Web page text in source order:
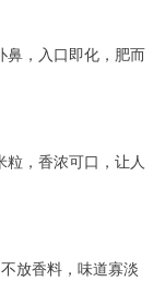
鼻，入口即化，肥而
，香浓可口，让人
放香料，味道寡淡